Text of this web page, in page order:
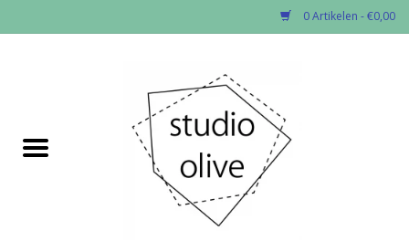
0 Artikelen - €0,00
✂︎Nieuw